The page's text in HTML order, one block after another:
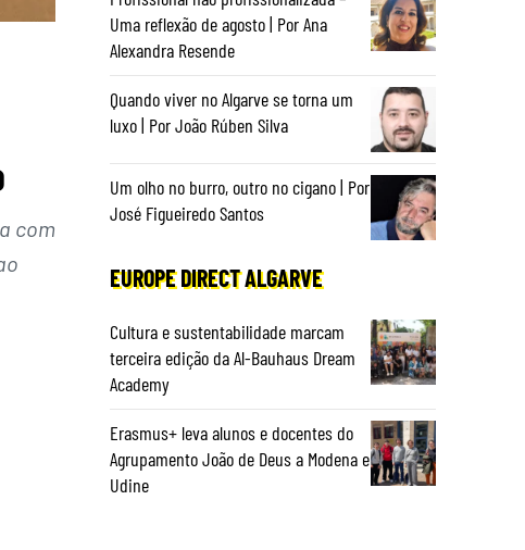
com
Uma reflexão de agosto | Por Ana
Alexandra Resende
Quando viver no Algarve se torna um
luxo | Por João Rúben Silva
Um olho no burro, outro no cigano | Por
José Figueiredo Santos
EUROPE DIRECT ALGARVE
Cultura e sustentabilidade marcam
terceira edição da Al-Bauhaus Dream
Academy
Erasmus+ leva alunos e docentes do
Agrupamento João de Deus a Modena e
Udine